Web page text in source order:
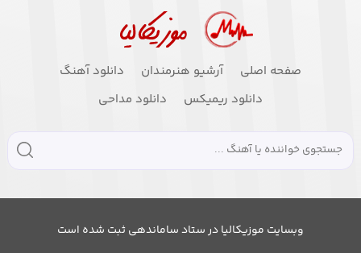
صفحه اصلی آرشیو هنرمندان
دانلود آهنگ
دانلود ریمیکس
دانلود مداحی
وبسایت موزیکالیا در ستاد ساماندهی ثبت شده است